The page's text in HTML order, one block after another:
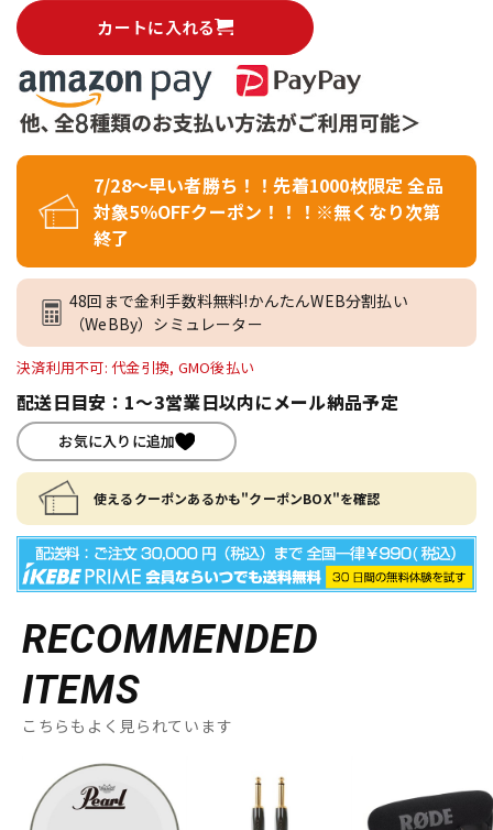
カートに入れる
7/28～早い者勝ち！！先着1000枚限定 全品
対象5％OFFクーポン！！！※無くなり次第
終了
48回まで金利手数料無料!かんたんWEB分割払い
（WeBBy）シミュレーター
決済利用不可: 代金引換, GMO後払い
配送日目安：1～3営業日以内にメール納品予定
お気に入りに追加
使えるクーポンあるかも"クーポンBOX"を確認
RECOMMENDED
ITEMS
こちらもよく見られています